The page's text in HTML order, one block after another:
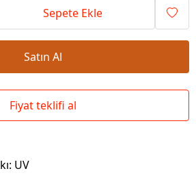
Sepete Ekle
Satın Al
Fiyat teklifi al
UV